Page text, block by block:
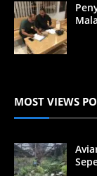
MOST VIEWS